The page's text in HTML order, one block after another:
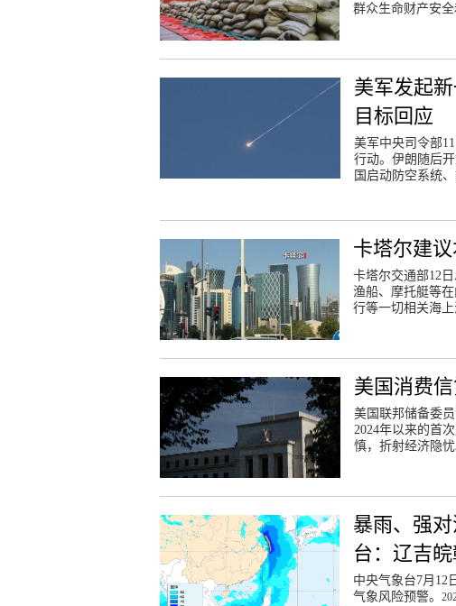
群众生命财产安
美军发起
目标回应
美军中央司令部
行动。伊朗随后
国启动防空系统
卡塔尔建
卡塔尔交通部12
渔船、摩托艇等
行等一切相关海
美国消费
美国联邦储备委
2024年以来的首
慎，折射经济隐忧
暴雨、强
台：辽吉
中央气象台7月12
气象风险预警。